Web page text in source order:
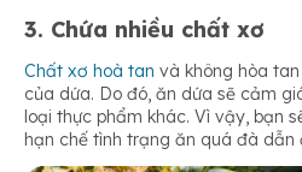
3. Chứa nhiều chất xơ
Chất xơ hoà tan và không hòa
của dứa. Do đó, ăn dứa sẽ cảm
loại thực phẩm khác. Vì vậy, bạn
hạn chế tình trạng ăn quá đà dẫn